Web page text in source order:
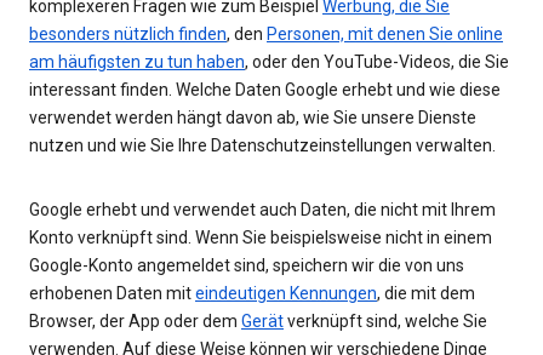
komplexeren Fragen wie zum Beispiel Werbung, die Sie
besonders nützlich finden, den Personen, mit denen Sie online
am häufigsten zu tun haben, oder den YouTube-Videos, die Sie
interessant finden. Welche Daten Google erhebt und wie diese
verwendet werden hängt davon ab, wie Sie unsere Dienste
nutzen und wie Sie Ihre Datenschutzeinstellungen verwalten.
Google erhebt und verwendet auch Daten, die nicht mit Ihrem
Konto verknüpft sind. Wenn Sie beispielsweise nicht in einem
Google-Konto angemeldet sind, speichern wir die von uns
erhobenen Daten miteindeutigen Kennungen, die mit dem
Browser, der App oder dem Gerätverknüpft sind, welche Sie
verwenden. Auf diese Weise können wir verschiedene Dinge